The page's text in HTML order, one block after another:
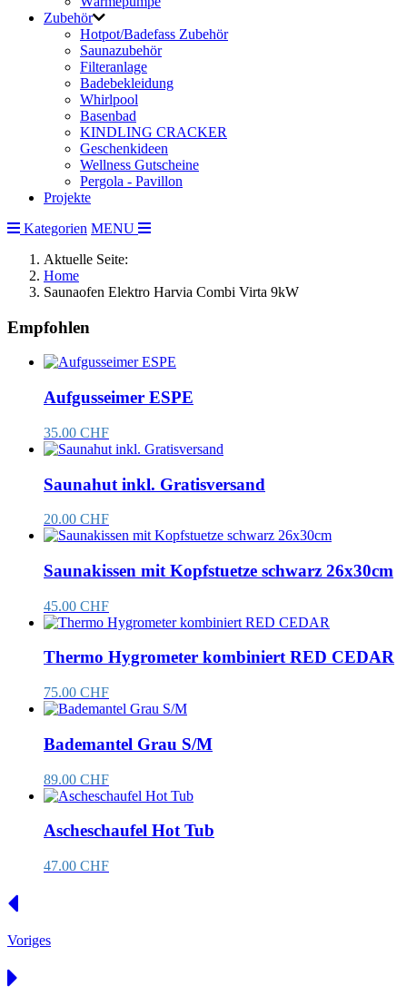
Zubehör
Hotpot/Badefass Zubehör
Saunazubehör
Filteranlage
Badebekleidung
Whirlpool
Basenbad
KINDLING CRACKER
Geschenkideen
Wellness Gutscheine
Pergola - Pavillon
Projekte
Kategorien MENU
Aktuelle Seite:
Home
Saunaofen Elektro Harvia Combi Virta 9kW
Empfohlen
Aufgusseimer ESPE
35.00 CHF
Saunahut inkl. Gratisversand
20.00 CHF
Saunakissen mit Kopfstuetze schwarz 26x30cm
45.00 CHF
Thermo Hygrometer kombiniert RED CEDAR
75.00 CHF
Bademantel Grau S/M
89.00 CHF
Ascheschaufel Hot Tub
47.00 CHF
Voriges